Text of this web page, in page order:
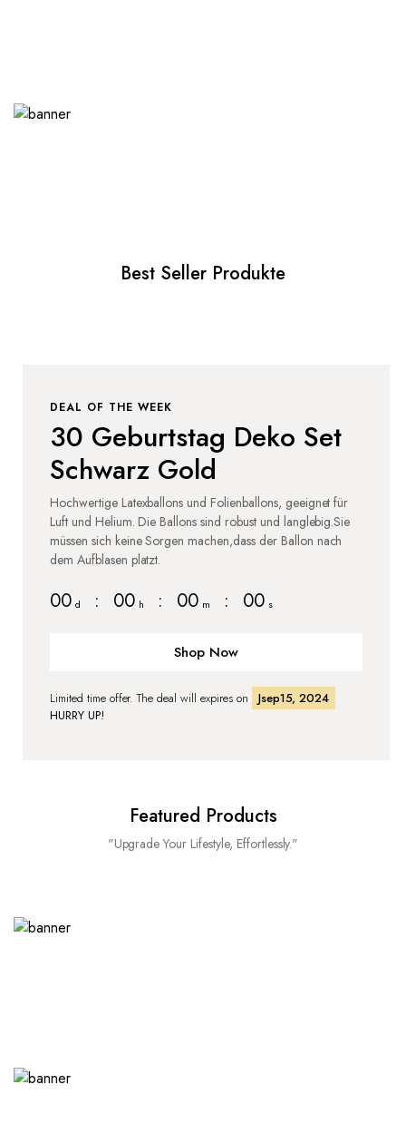
Best Seller Produkte
DEAL OF THE WEEK
30 Geburtstag Deko Set
Schwarz Gold
Hochwertige Latexballons und Folienballons, geeignet für
Luft und Helium. Die Ballons sind robust und langlebig.Sie
müssen sich keine Sorgen machen,dass der Ballon nach
dem Aufblasen platzt.
00 d : 00 h : 00 m : 00 s
Shop Now
Limited time offer. The deal will expires on
Jsep15, 2024
HURRY UP!
Featured Products
"Upgrade Your Lifestyle, Effortlessly."